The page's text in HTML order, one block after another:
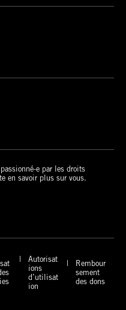
e par les droits
en savoir plus sur vous.
Autorisat
ions
d’utilisat
ion
Rembour
sement
des dons